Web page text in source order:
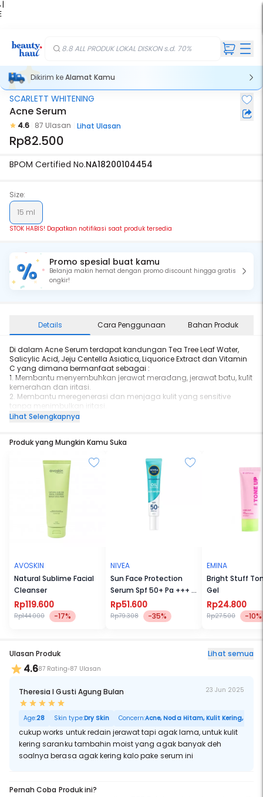
|
8.8 ALL PRODUK LOKAL DISKON s.d. 70%
Dikirim keAlamat Kamu
Stok Habis
SCARLETT WHITENING
Acne Serum
4.6 87 Ulasan Lihat Ulasan
Rp82.500
BPOM Certified No.NA18200104454
Size:
15 ml
STOK HABIS! Dapatkan notifikasi saat produk tersedia
Promo spesial buat kamu
Belanja makin hemat dengan promo discount hingga gratis
ongkir!
Details Cara Penggunaan Bahan Produk
Di dalam Acne Serum terdapat kandungan Tea Tree Leaf Water,
Salicylic Acid, Jeju Centella Asiatica, Liquorice Extract dan Vitamin
C yang dimana bermanfaat sebagai :
1. Membantu menyembuhkan jerawat meradang, jerawat batu, kulit
kemerahan dan iritasi.
2. Membantu meregenerasi dan menjaga kulit yang sensitive
tanpa menimbulkan iritasi.
3. Membantu menenangkan kulit, menghaluskan dan juga
menggunakan Liquorice Extract dan Vitamin C yang juga
5. Membantu mengontrol kadar minyak berlebih di kulit.
Lihat Selengkapnya
Produk yang Mungkin Kamu Suka
AVOSKIN
Natural Sublime Facial
Cleanser
Rp119.600
Rp144.000 -17%
NIVEA
Sun Face Protection
Serum Spf 50+ Pa +++ -
Oil Control 30 ml
Rp51.600
Rp79.308 -35%
EMINA
Bright Stuff
Gel
Rp24.800
Rp27.500 -10%
Ulasan Produk Lihat semua
4.687 Rating 87 Ulasan
Theresia I Gusti Agung Bulan 23 Jun 2025
Age:28 Skin type:Dry Skin Concern:Acne, Noda Hitam, Kulit Kering,
cukup works untuk redain jerawat tapi agak lama, untuk kulit
kering saranku tambahin moist yang agak banyak deh
soalnya berasa agak kering kalo pake serum ini
Pernah Coba Produk ini?